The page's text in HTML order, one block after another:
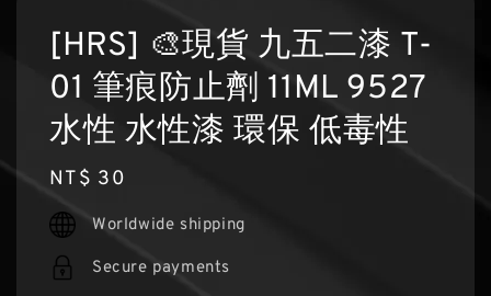
[HRS] 🎨現貨 九五二漆 T-
01 筆痕防止劑 11ML 9527
水性 水性漆 環保 低毒性
Regular
price
NT$ 30
Worldwide shipping
Secure payments